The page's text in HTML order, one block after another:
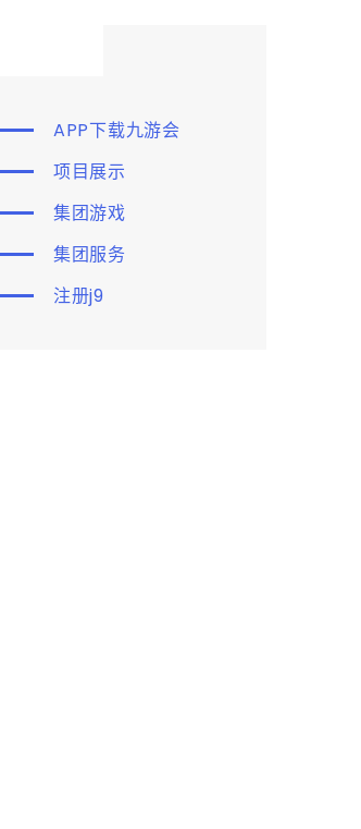
APP下载九游会
项目展示
集团游戏
集团服务
注册j9